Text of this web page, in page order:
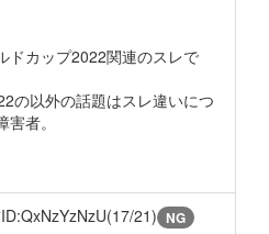
ドカップ2022関連のスレで
の以外の話題はスレ違いにつ
者。
ID:QxNzYzNzU(17/21) NG